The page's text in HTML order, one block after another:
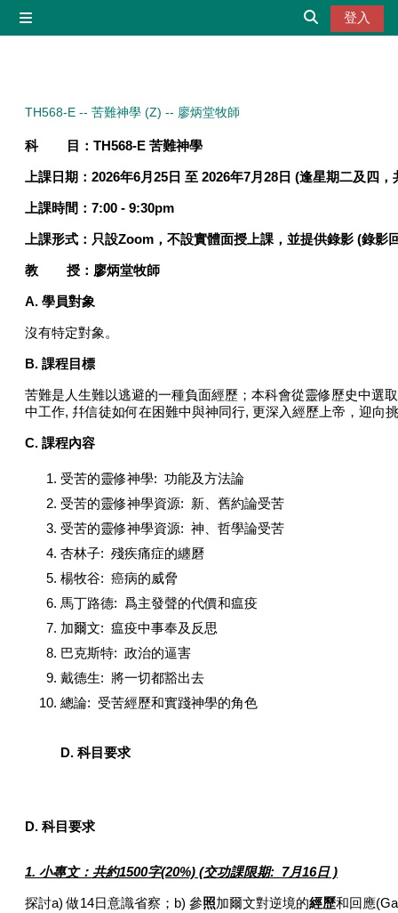
登入
TH568-E -- 苦難神學 (Z) -- 廖炳堂牧師
科 目： TH568-E 苦難神學
上課日期： 2026年6月 25 日 至 2026年7月 28 日 (逢星期二及四，
上課時間： 7:00 - 9:30pm
上課形式： 只設Zoom ，不設實體面授上課，並提供錄影 (錄影
教 授：廖炳堂牧師
A. 學員對象
沒有特定對象。
B. 課程目標
苦難是人生難以逃避的一種負面經歷；本科會從靈修歷史中選
中工作, 幷信徒如何在困難中與神同行, 更深入經歷上帝，迎向
C. 課程內容
受苦的靈修神學: 功能及方法論
受苦的靈修神學資源: 新、舊約論受苦
受苦的靈修神學資源: 神、哲學論受苦
杏林子: 殘疾痛症的纏磿
楊牧谷: 癌病的威脅
馬丁路德: 爲主發聲的代價和瘟疫
加爾文: 瘟疫中事奉及反思
巴克斯特: 政治的逼害
戴德生: 將一切都豁出去
總論: 受苦經歷和實踐神學的角色
D. 科目要求
D. 科目要求
1. 小專文：共約1500字(20%) (交功課限期: 7月16日 )
探討a)做14日意識省察； b) 參照加爾文對逆境的經歷和回應